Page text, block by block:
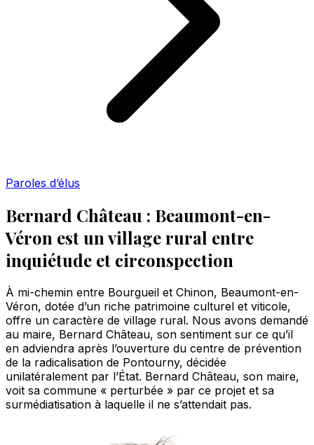
Paroles d’élus
Bernard Château : Beaumont-en-
Véron est un village rural entre
inquiétude et circonspection
À mi-chemin entre Bourgueil et Chinon, Beaumont-en-
Véron, dotée d’un riche patrimoine culturel et viticole,
offre un caractère de village rural. Nous avons demandé
au maire, Bernard Château, son sentiment sur ce qu’il
en adviendra après l’ouverture du centre de prévention
de la radicalisation de Pontourny, décidée
unilatéralement par l’État. Bernard Château, son maire,
voit sa commune « perturbée » par ce projet et sa
surmédiatisation à laquelle il ne s’attendait pas.